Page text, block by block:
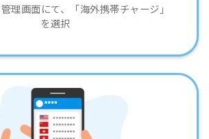
理画面にて、「海外携帯チャージ」
を選択